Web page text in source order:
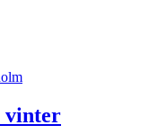
vinter